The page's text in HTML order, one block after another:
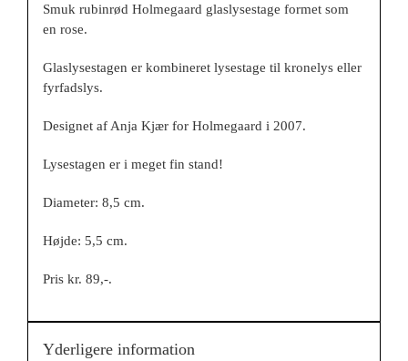
Smuk rubinrød Holmegaard glaslysestage formet som
en rose.
Glaslysestagen er kombineret lysestage til kronelys eller
fyrfadslys.
Designet af Anja Kjær for Holmegaard i 2007.
Lysestagen er i meget fin stand!
Diameter: 8,5 cm.
Højde: 5,5 cm.
Pris kr. 89,-.
Yderligere information